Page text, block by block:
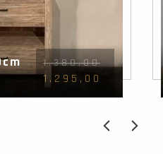
1.380,00
1.295,00